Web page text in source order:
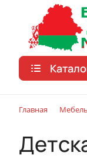
Главная